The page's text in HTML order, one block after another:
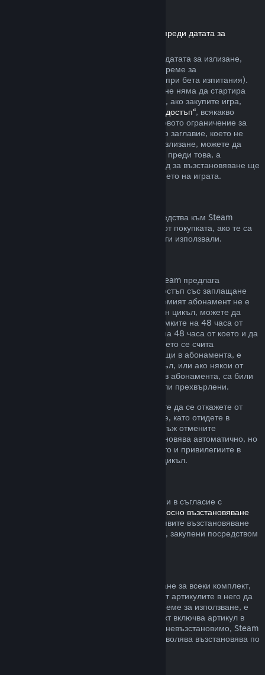
Възстановявания за заглавия, закупени преди датата за
Когато закупите заглавие в Steam преди датата за излизане,
двучасовото ограничение на игралното време за
възстановяване ще е приложимо (освен при бета изпитания).
Но 14-дневният период за възстановяване няма да стартира
преди датата за излизане. Ето например, ако закупите игра,
„Разширен достъп“, всякакво
игрално време ще се отчита към двучасовото ограничение за
възстановяване. Ако предплатите дадено заглавие, което не
може да бъде пускано преди датата за излизане, можете да
изискате възстановяване по всяко време преди това, а
стандартният 14-дневен/двучасов период за възстановяване ще
се прилага, считано от датата за излизането на играта.
Може да изискате възстановяване на средства към Steam
портфейл в четиринадесет дневен срок от покупката, ако те са
били закупени в Steam и все още не сте ги използвали.
За някои видове съдържание и услуги Steam предлага
периодичен (напр. месечен, годишен) достъп със заплащане
чрез повтарящо таксуване. Ако подновяемият абонамент не е
използван по време на текущия платежен цикъл, можете да
поискате възстановяване на цената в рамките на 48 часа от
първоначалната покупка или в рамките на 48 часа от което и да
е автоматично подновяване. Съдържанието се счита
използвано, ако някоя от игрите, попадащи в абонамента, е
била играна през текущия платежен цикъл, или ако някои от
привилегиите или отстъпките, включени в абонамента, са били
използвани, изразходвани, променени или прехвърлени.
Моля, обърнете внимание, че Вие можете да се откажете от
даден активен абонамент по всяко време, като отидете в
. Щом веднъж отмените
абонамента си, той вече няма да се подновява автоматично, но
Вие ще запазите достъп до съдържанието и привилегиите в
него до края на Вашия текущ платежен цикъл.
В рамките на приемлив времеви период и в съгласие с
политиката относно възстановяване
, Вие можете да заявите възстановяване
на сумата за Steam хардуер и аксесоари, закупени посредством
Можете да получите пълно възстановяване за всеки комплект,
закупен в Steam магазина. Стига никой от артикулите в него да
не е бил прехвърлен и ако общото им време за използване, е
по-малко от два часа. Ако даден комплект включва артикул в
игра или сваляемо съдържание, което е невъзстановимо, Steam
ще Ви уведоми дали целия комплект позволява възстановява по